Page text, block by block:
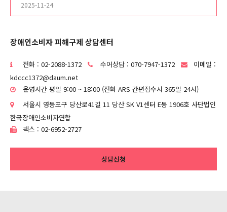
2025-11-24
장애인소비자 피해구제 상담센터
전화 : 02-2088-1372 수어상담 : 070-7947-1372
이메일 :
kdccc1372@daum.net
운영시간 평일 9:00 ~ 18:00 (전화 ARS 간편접수시 365일 24시)
서울시 영등포구 당산로41길 11 당산 SK V1센터 E동 1906호 사단법인
한국장애인소비자연합
팩스 : 02-6952-2727
상담신청